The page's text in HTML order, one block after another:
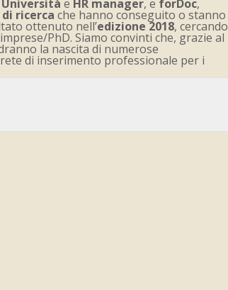
e HR manager, e forDoc,
ricerca che hanno conseguito o stanno
ottenuto nell’edizione 2018, cercando
PhD. Siamo convinti che, grazie al
la nascita di numerose
di inserimento professionale per i